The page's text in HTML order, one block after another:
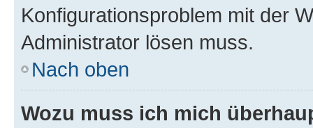
Konfigurationsproblem mit der
Administrator lösen muss.
Nach oben
Wozu muss ich mich